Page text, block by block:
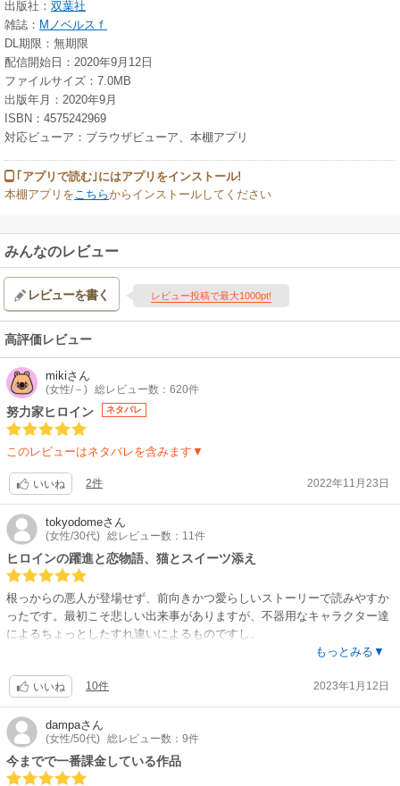
出版社： 双葉社
雑誌： Mノベルスｆ
DL期限：無期限
配信開始日：2020年9月12日
ファイルサイズ：7.0MB
出版年月：2020年9月
ISBN：4575242969
対応ビューア：ブラウザビューア、本棚アプリ
｢アプリで読む｣にはアプリをインストール!
本棚アプリをこちらからインストールしてください
みんなのレビュー
レビューを書く レビュー投稿で最大1000pt!
高評価レビュー
mikiさん
(女性/－) 総レビュー数：620件
努力家ヒロイン ネタバレ
このレビューはネタバレを含みます▼
いいね 2件 2022年11月23日
tokyodomeさん
(女性/30代) 総レビュー数：11件
ヒロインの躍進と恋物語、猫とスイーツ添え
根っからの悪人が登場せず、前向きかつ愛らしいストーリーで読みやすか
ったです。最初こそ悲しい出来事がありますが、不器用なキャラクター達
によるちょっとしたすれ違いによるものですし。
良くて本当に嫌味がない。
ヒーローもハイスペイケメン設定ですが、平民育ちだからこその苦労と良
さがあって、また恋に一途な上にスイーツ男子という可愛いところもあっ
て応援したくなります。
魔法が鍵になるストーリーで、ダイナミックな魔法がいくつか出てきま
もっとみる▼
いいね 10件 2023年1月12日
dampaさん
(女性/50代) 総レビュー数：9件
今までで一番課金している作品